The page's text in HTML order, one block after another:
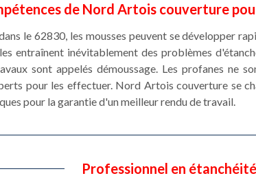
de Nord Artois couverture
le 62830, les mousses peuvent se développer
entraînent inévitablement des problèmes
sont appelés démoussage. Les profanes ne
pour les effectuer. Nord Artois couverture se
pour la garantie d'un meilleur rendu de travail.
Professionnel en